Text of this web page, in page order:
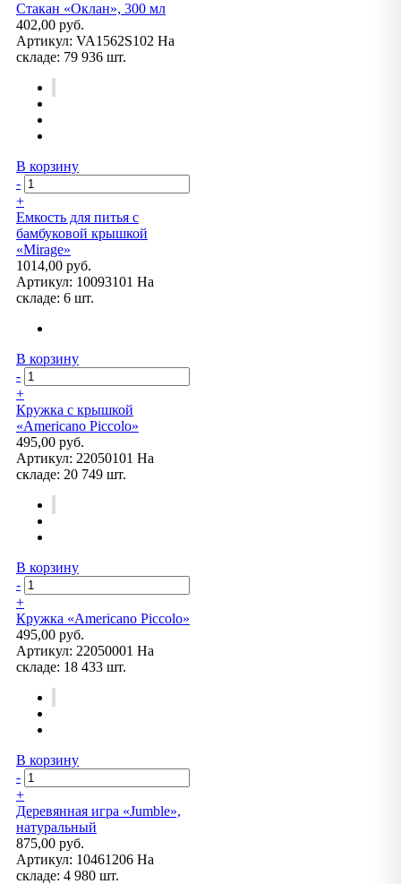
Стакан «Оклан», 300 мл
402,00 руб.
Артикул: VA1562S102 На
складе: 79 936 шт.
В корзину
-
+
Емкость для питья с
бамбуковой крышкой
«Mirage»
1014,00 руб.
Артикул: 10093101 На
складе: 6 шт.
В корзину
-
+
Кружка с крышкой
«Americano Piccolo»
495,00 руб.
Артикул: 22050101 На
складе: 20 749 шт.
В корзину
-
+
Кружка «Americano Piccolo»
495,00 руб.
Артикул: 22050001 На
складе: 18 433 шт.
В корзину
-
+
Деревянная игра «Jumble»,
натуральный
875,00 руб.
Артикул: 10461206 На
складе: 4 980 шт.